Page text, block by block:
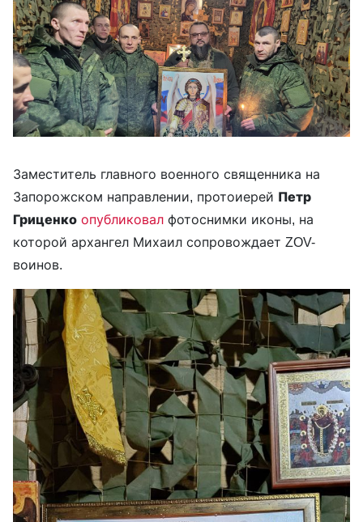
Заместитель главного военного священника на
Запорожском направлении, протоиерей Петр
Гриценко опубликовал фотоснимки иконы, на
которой архангел Михаил сопровождает ZOV-
воинов.